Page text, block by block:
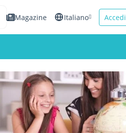
Magazine Italiano
Français
Accedi